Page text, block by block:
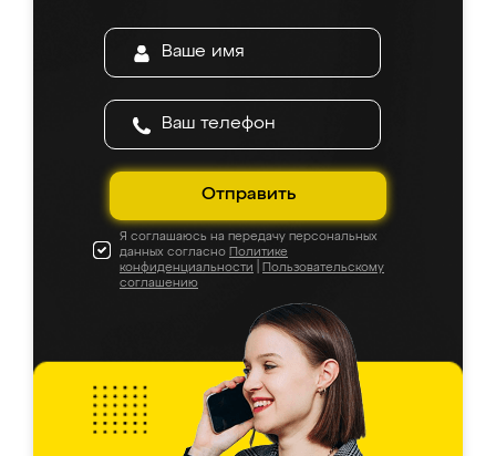
Отправить
Я соглашаюсь на передачу персональных
данных согласно Политике
конфиденциальности
Пользовательскому
соглашению